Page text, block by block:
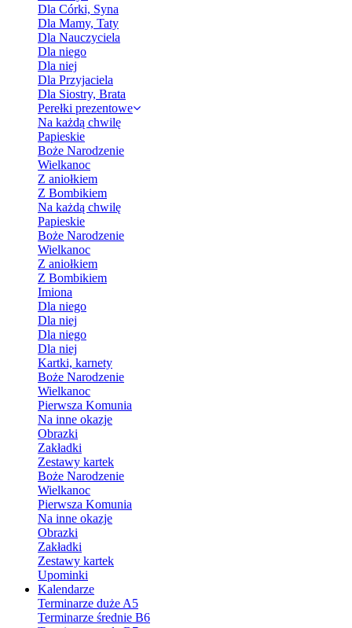
Dla Córki, Syna
Dla Mamy, Taty
Dla Nauczyciela
Dla niego
Dla niej
Dla Przyjaciela
Dla Siostry, Brata
Perełki prezentowe
Na każdą chwilę
Papieskie
Boże Narodzenie
Wielkanoc
Z aniołkiem
Z Bombikiem
Na każdą chwilę
Papieskie
Boże Narodzenie
Wielkanoc
Z aniołkiem
Z Bombikiem
Imiona
Dla niego
Dla niej
Dla niego
Dla niej
Kartki, karnety
Boże Narodzenie
Wielkanoc
Pierwsza Komunia
Na inne okazje
Obrazki
Zakładki
Zestawy kartek
Boże Narodzenie
Wielkanoc
Pierwsza Komunia
Na inne okazje
Obrazki
Zakładki
Zestawy kartek
Upominki
Kalendarze
Terminarze duże A5
Terminarze średnie B6